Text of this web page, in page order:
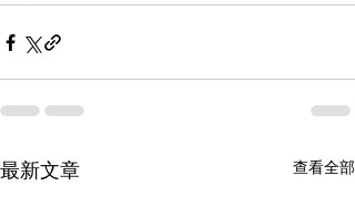
最新文章 查看全部